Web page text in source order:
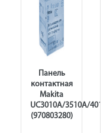
Панель
контактная
Makita
UC3010A/3510A/
(970803280)